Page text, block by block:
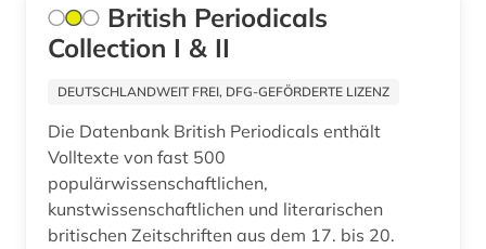
geschichte (14)
geschichte 1699-1812 (1)
geschichte 1740-1900 (1)
geschichte 1800-1929 (1)
geschichte 1900-1955 (1)
British Periodicals
Collection I & II
DEUTSCHLANDWEIT FREI, DFG-GEFÖRDERTE LIZENZ
Die Datenbank British Periodicals enthält
Volltexte von fast 500
populärwissenschaftlichen,
kunstwissenschaftlichen und literarischen
britischen Zeitschriften aus dem 17. bis 20.